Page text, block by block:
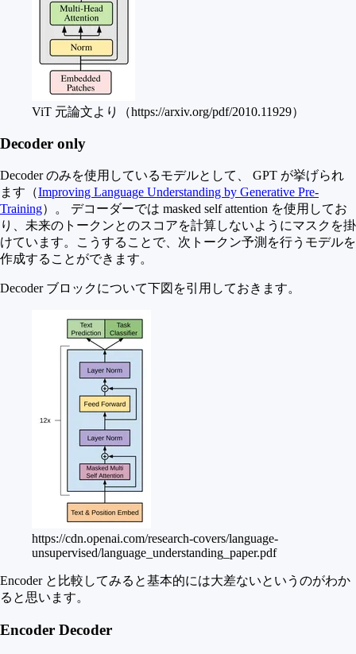
ViT 元論文より（https://arxiv.org/pdf/2010.11929）
Decoder only
Decoder のみを使用しているモデルとして、 GPT が挙げられ
ます（Improving Language Understanding by Generative Pre-
Training）。 デコーダーでは masked self attention を使用してお
り、未来のトークンとのスコアを計算しないようにマスクを掛
けています。こうすることで、次トークン予測を行うモデルを
作成することができます。
Decoder ブロックについて下図を引用しておきます。
https://cdn.openai.com/research-covers/language-
unsupervised/language_understanding_paper.pdf
Encoder と比較してみると基本的には大差ないというのがわか
ると思います。
Encoder Decoder